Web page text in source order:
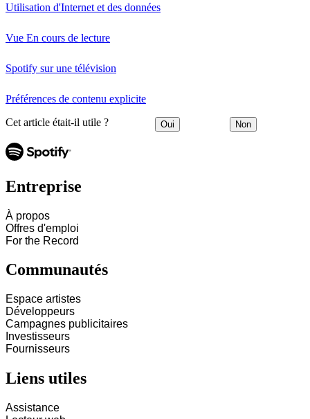
Utilisation d'Internet et des données
Vue En cours de lecture
Spotify sur une télévision
Préférences de contenu explicite
Cet article était-il utile ? Oui Non
Entreprise
À propos
Offres d'emploi
For the Record
Communautés
Espace artistes
Développeurs
Campagnes publicitaires
Investisseurs
Fournisseurs
Liens utiles
Assistance